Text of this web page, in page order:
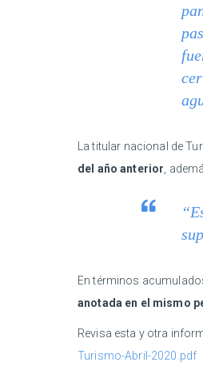
La titular nacional de
del año anterior ,
En términos
anotada en el mismo
Revisa esta y otra
Turismo-Abril-2020.pdf